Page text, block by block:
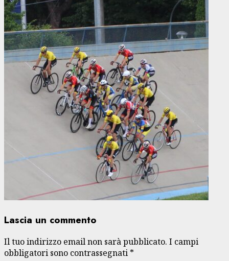
Lascia un commento
Il tuo indirizzo email non sarà pubblicato. I campi
obbligatori sono contrassegnati *